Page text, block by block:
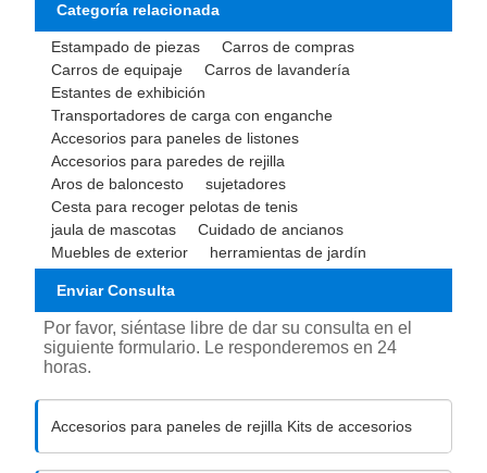
Categoría relacionada
Estampado de piezas
Carros de compras
Carros de equipaje
Carros de lavandería
Estantes de exhibición
Transportadores de carga con enganche
Accesorios para paneles de listones
Accesorios para paredes de rejilla
Aros de baloncesto
sujetadores
Cesta para recoger pelotas de tenis
jaula de mascotas
Cuidado de ancianos
Muebles de exterior
herramientas de jardín
Enviar Consulta
Por favor, siéntase libre de dar su consulta en el
siguiente formulario. Le responderemos en 24
horas.